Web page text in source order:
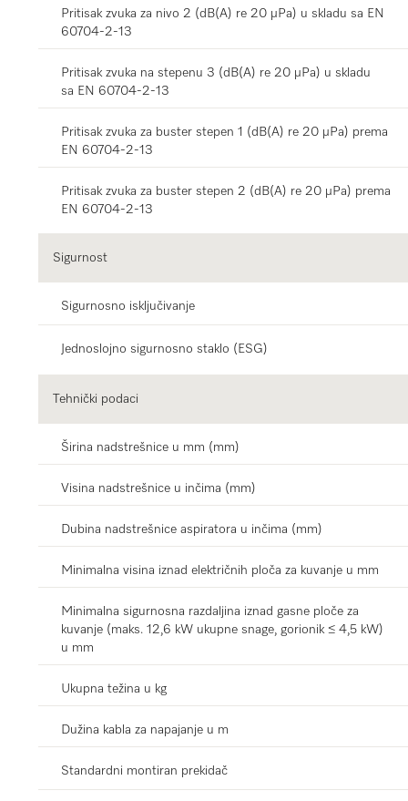
Pritisak zvuka za nivo 2 (dB(A) re 20 µPa) u skladu sa EN
60704-2-13
Pritisak zvuka na stepenu 3 (dB(A) re 20 µPa) u skladu
sa EN 60704-2-13
Pritisak zvuka za buster stepen 1 (dB(A) re 20 µPa) prema
EN 60704-2-13
Pritisak zvuka za buster stepen 2 (dB(A) re 20 µPa) prema
EN 60704-2-13
Sigurnost
Sigurnosno isključivanje
Jednoslojno sigurnosno staklo (ESG)
Tehnički podaci
Širina nadstrešnice u mm (mm)
Visina nadstrešnice u inčima (mm)
Dubina nadstrešnice aspiratora u inčima (mm)
Minimalna visina iznad električnih ploča za kuvanje u mm
Minimalna sigurnosna razdaljina iznad gasne ploče za
kuvanje (maks. 12,6 kW ukupne snage, gorionik ≤ 4,5 kW)
u mm
Ukupna težina u kg
Dužina kabla za napajanje u m
Standardni montiran prekidač